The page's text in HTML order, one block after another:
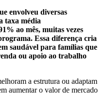
envolveu diversas
taxa média
ao mês, muitas vezes
Essa diferença cria
saudável para famílias que
ou apoio ao trabalho
a estrutura ou adaptam
aumentar o valor de mercado